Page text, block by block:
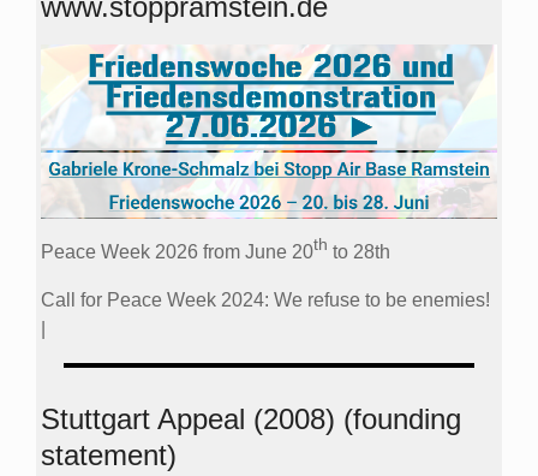
Peace Week 2026 from June 20th to 28th
Call for Peace Week 2024: We refuse to be enemies!
Stuttgart Appeal (2008) (founding
statement)